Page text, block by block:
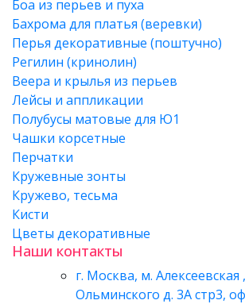
Боа из перьев и пуха
Бахрома для платья (веревки)
Перья декоративные (поштучно)
Регилин (кринолин)
Веера и крылья из перьев
Лейсы и аппликации
Полубусы матовые для Ю1
Чашки корсетные
Перчатки
Кружевные зонты
Кружево, тесьма
Кисти
Цветы декоративные
Наши контакты
г. Москва, м. Алексеевская
Ольминского д. 3А стр3,